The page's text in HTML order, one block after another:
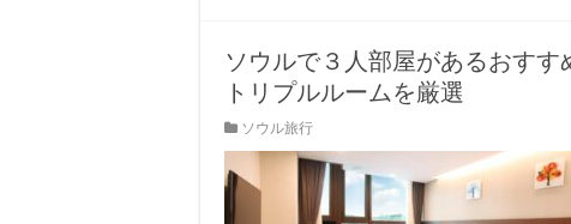
ソウルで３人部屋があるおす
トリプルルームを厳選
ソウル旅行